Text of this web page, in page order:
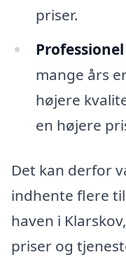
priser.
mange års
højere
en højere
Det kan derfor
indhente flere
haven i
priser og